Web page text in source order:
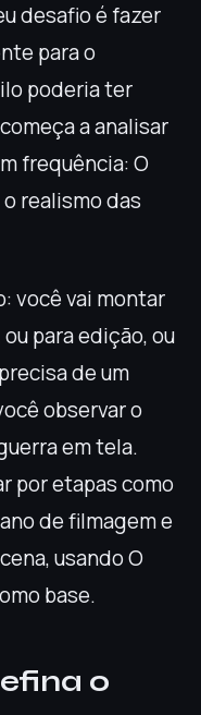
desafio é fazer
para o
poderia ter
a analisar
frequência: O
realismo das
você vai montar
para edição, ou
de um
observar o
em tela.
por etapas como
de filmagem e
usando O
base.
o